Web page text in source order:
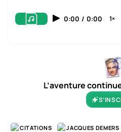
0:00 / 0:00 1×
L’aventure
CITATIONS JACQUES DEMERS